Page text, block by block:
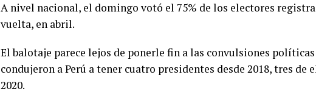
A nivel nacional, el domingo votó el 75% de los electores
vuelta, en abril.
El balotaje parece lejos de ponerle fin a las convulsiones
condujeron a Perú a tener cuatro presidentes desde 2018, tres de
2020.